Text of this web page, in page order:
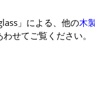
」による、他の木
わせてご覧ください。